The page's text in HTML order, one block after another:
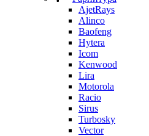
AjetRays
Alinco
Baofeng
Hytera
Icom
Kenwood
Lira
Motorola
Racio
Sirus
Turbosky
Vector